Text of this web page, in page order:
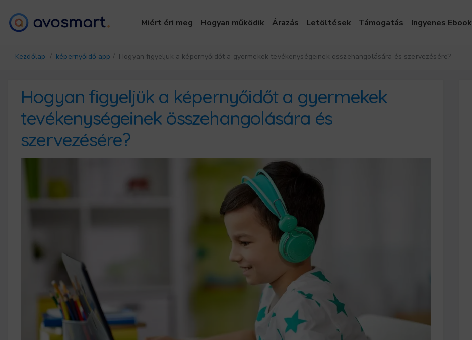
Miért éri meg Hogyan működik Árazás Letöltések Támogatás Ingyenes Ebook
Kezdőlap / képernyőidő app / Hogyan figyeljük a képernyőidőt a gyermekek tevékenységeinek összehangolására és szervezésére?
Hogyan figyeljük a képernyőidőt a gyermekek
tevékenységeinek összehangolására és
szervezésére?